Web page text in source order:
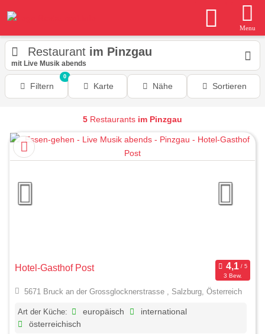
Menu
Restaurant im Pinzgau
mit Live Musik abends
Filtern
0
Karte Nähe Sortieren
5 Restaurants im Pinzgau
Hotel-Gasthof Post
3 Bew.
5671 Bruck an der Grossglocknerstrasse , Salzburg, Österreich
Art der Küche: europäisch
international
österreichisch